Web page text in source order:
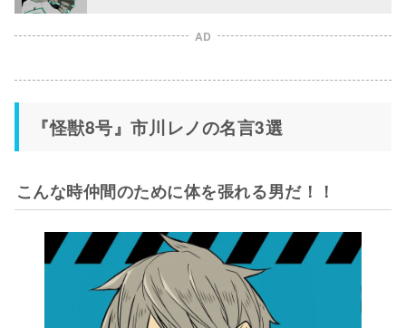
AD
『怪獣8号』市川レノの名言3選
こんな時仲間のために体を張れる男だ！！